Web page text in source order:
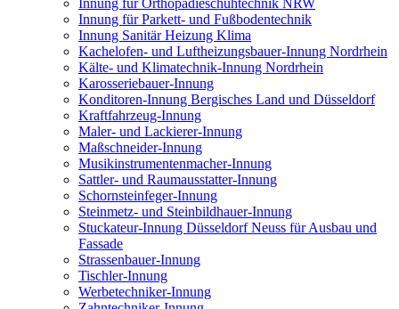
Innung für Orthopädieschuhtechnik NRW
Innung für Parkett- und Fußbodentechnik
Innung Sanitär Heizung Klima
Kachelofen- und Luftheizungsbauer-Innung Nordrhein
Kälte- und Klimatechnik-Innung Nordrhein
Karosseriebauer-Innung
Konditoren-Innung Bergisches Land und Düsseldorf
Kraftfahrzeug-Innung
Maler- und Lackierer-Innung
Maßschneider-Innung
Musikinstrumentenmacher-Innung
Sattler- und Raumausstatter-Innung
Schornsteinfeger-Innung
Steinmetz- und Steinbildhauer-Innung
Stuckateur-Innung Düsseldorf Neuss für Ausbau und
Fassade
Strassenbauer-Innung
Tischler-Innung
Werbetechniker-Innung